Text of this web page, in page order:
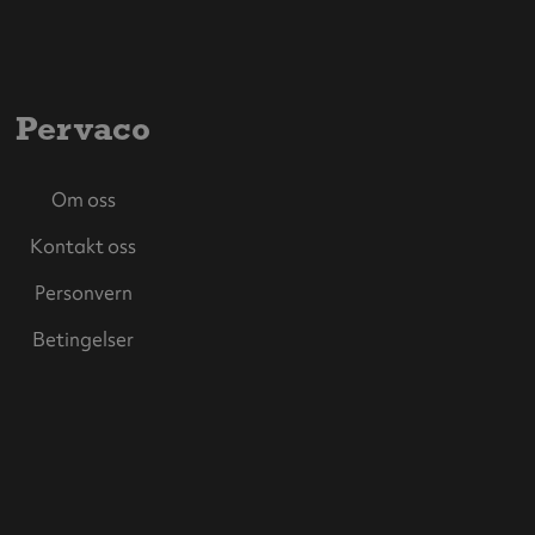
Pervaco
Om oss
Kontakt oss
Personvern
Betingelser